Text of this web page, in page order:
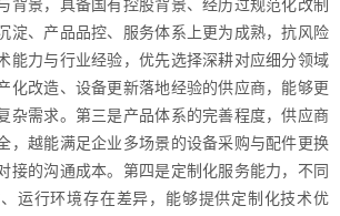
背景，具备国有控股背景、经历过规范化改制
淀、产品品控、服务体系上更为成熟，抗风险
能力与行业经验，优先选择深耕对应细分领域
化改造、设备更新落地经验的供应商，能够更
杂需求。第三是产品体系的完善程度，供应商
，越能满足企业多场景的设备采购与配件更换
接的沟通成本。第四是定制化服务能力，不同
运行环境存在差异，能够提供定制化技术优